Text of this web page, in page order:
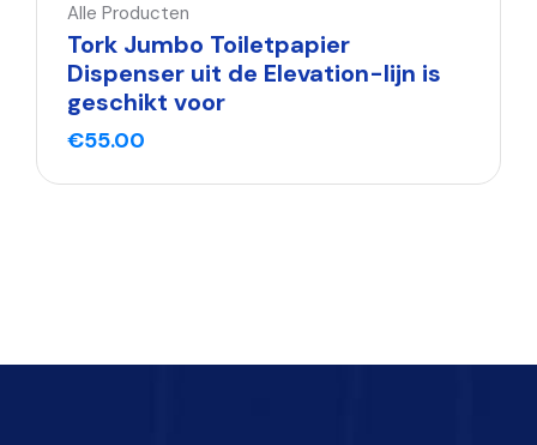
Alle Producten
Tork Jumbo Toiletpapier
Dispenser uit de Elevation-lijn is
geschikt voor
€55.00